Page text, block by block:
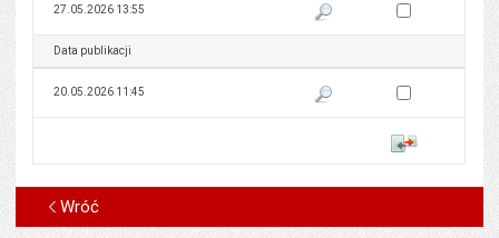
27.05.2026 13:55 Pokaż podgląd wersji z dnia
Zaznacz wersję do
Data publikacji
20.05.2026 11:45 Pokaż podgląd wersji z dnia
Zaznacz wersję do
Porównaj
Wróć